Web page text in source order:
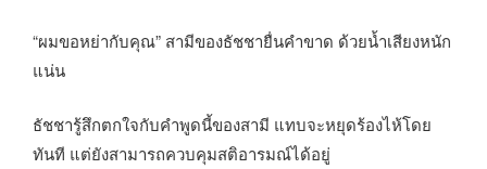
“ผมขอหย่ากับคุณ” สามีของธัชชายื่นคำขาด ด้วยน้ำเสียงหนัก
แน่น
ธัชชารู้สึกตกใจกับคำพูดนี้ของสามี แทบจะหยุดร้องไห้โดย
ทันที แต่ยังสามารถควบคุมสติอารมณ์ได้อยู่